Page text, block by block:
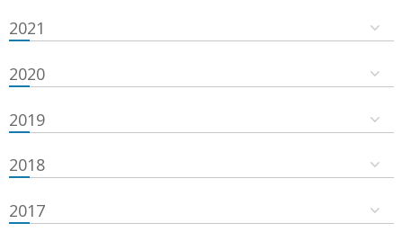
2021
2020
2019
2018
2017